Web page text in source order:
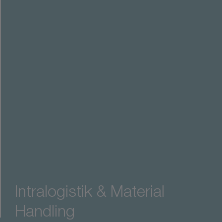
Handling
Intralogistik & Material
Handling